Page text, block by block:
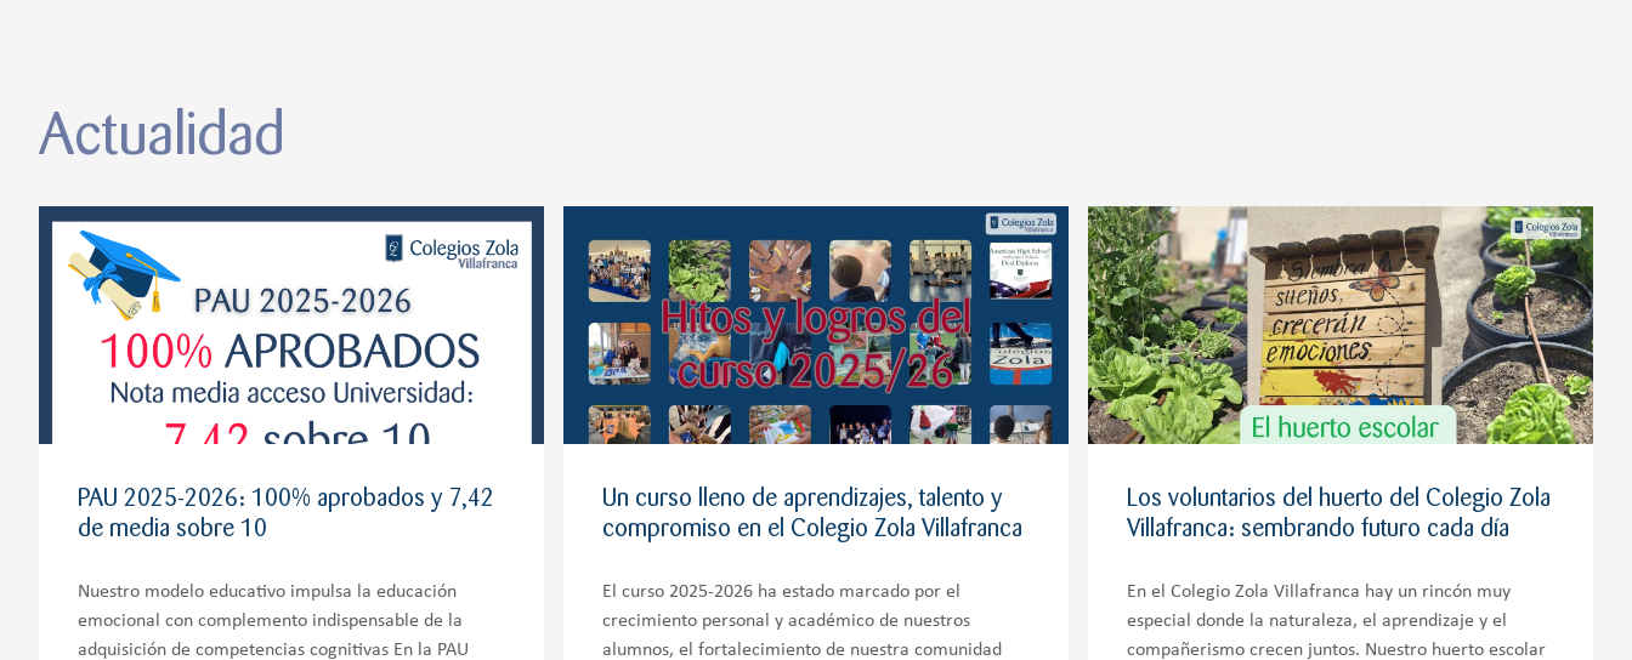
Actualidad
PAU 2025-2026: 100% aprobados y 7,42
de media sobre 10
Nuestro modelo educativo impulsa la educación
emocional con complemento indispensable de la
adquisición de competencias cognitivas En la PAU
Un curso lleno de aprendizajes, talento y
compromiso en el Colegio Zola Villafranca
El curso 2025-2026 ha estado marcado por el
crecimiento personal y académico de nuestros
alumnos, el fortalecimiento de nuestra comunidad
Los voluntarios del huerto del Colegio Zola
Villafranca: sembrando futuro cada día
En el Colegio Zola Villafranca hay un rincón muy
especial donde la naturaleza, el aprendizaje y el
compañerismo crecen juntos. Nuestro huerto escolar